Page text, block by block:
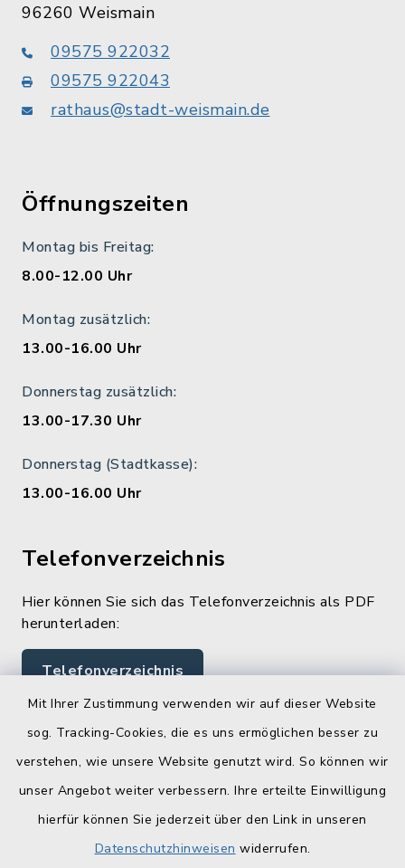
Mit Ihrer Zustimmung verwenden wir auf dieser Website
sog. Tracking-Cookies, die es uns ermöglichen besser zu
verstehen, wie unsere Website genutzt wird. So können wir
unser Angebot weiter verbessern. Ihre erteilte Einwilligung
hierfür können Sie jederzeit über den Link in unseren
Datenschutzhinweisen widerrufen.
96260 Weismain
09575 922032
09575 922043
rathaus@stadt-weismain.de
Öffnungszeiten
Montag bis Freitag:
8.00-12.00 Uhr
Montag zusätzlich:
13.00-16.00 Uhr
Donnerstag zusätzlich:
13.00-17.30 Uhr
Donnerstag (Stadtkasse):
13.00-16.00 Uhr
Telefonverzeichnis
Hier können Sie sich das Telefonverzeichnis als PDF
herunterladen:
Telefonverzeichnis
Quicklinks
Landratsamt Lichtenfels
Geoportal Lichtenfels